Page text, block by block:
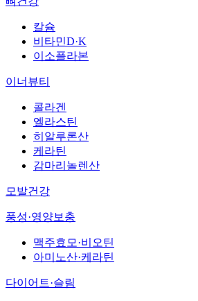
칼슘
비타민D·K
이소플라본
이너뷰티
콜라겐
엘라스틴
히알루론산
케라틴
감마리놀렌산
모발건강
풍성·영양보충
맥주효모·비오틴
아미노산·케라틴
다이어트·슬림